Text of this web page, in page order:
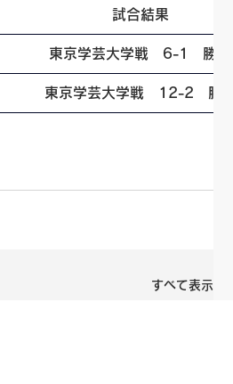
試合結果
東京学芸大学戦　6-1　勝利
東京学芸大学戦　12-2　勝
すべて表示